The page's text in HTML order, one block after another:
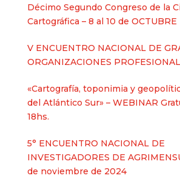
Décimo Segundo Congreso de la
Cartográfica – 8 al 10 de OCTUBRE
V ENCUENTRO NACIONAL DE
ORGANIZACIONES
«Cartografía, toponimia y
del Atlántico Sur» – WEBINAR
18hs.
5° ENCUENTRO NACIONAL DE
INVESTIGADORES DE
de noviembre de 2024